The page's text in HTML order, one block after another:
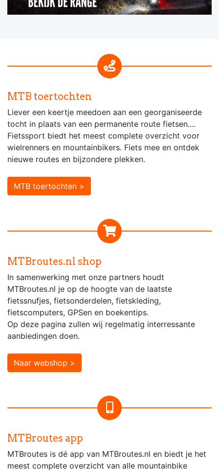
MTB toertochten
Liever een keertje meedoen aan een georganiseerde
tocht in plaats van een permanente route fietsen....
Fietssport biedt het meest complete overzicht voor
wielrenners en mountainbikers. Fiets mee en ontdek
nieuwe routes en bijzondere plekken.
MTB toertochten >
MTBroutes.nl shop
In samenwerking met onze partners houdt
MTBroutes.nl je op de hoogte van de laatste
fietssnufjes, fietsonderdelen, fietskleding,
fietscomputers, GPSen en boekentips.
Op deze pagina zullen wij regelmatig interressante
aanbiedingen doen.
Naar webshop >
MTBroutes app
MTBroutes is dé app van MTBroutes.nl en biedt je het
meest complete overzicht van alle mountainbike